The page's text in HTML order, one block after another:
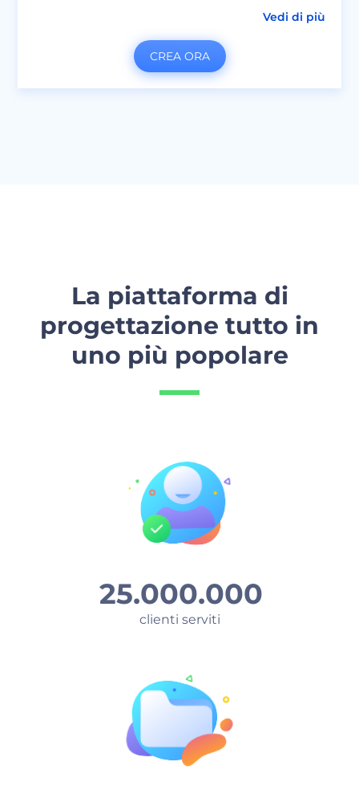
tutti con la tua creatività. Perfetto per spot TV,
presentazioni e molto altro.
Vedi di più
CREA ORA
La piattaforma di
progettazione tutto in
uno più popolare
25.000.000
clienti serviti